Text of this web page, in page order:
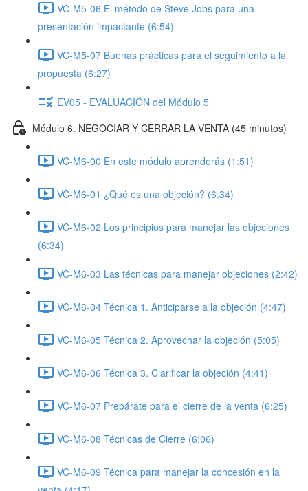
VC-M5-06 El método de Steve Jobs para una
presentación impactante (6:54)
VC-M5-07 Buenas prácticas para el seguimiento a la
propuesta (6:27)
EV05 - EVALUACIÓN del Módulo 5
Módulo 6. NEGOCIAR Y CERRAR LA VENTA (45 minutos)
VC-M6-00 En este módulo aprenderás (1:51)
VC-M6-01 ¿Qué es una objeción? (6:34)
VC-M6-02 Los principios para manejar las objeciones
(6:34)
VC-M6-03 Las técnicas para manejar objeciones (2:42)
VC-M6-04 Técnica 1. Anticiparse a la objeción (4:47)
VC-M6-05 Técnica 2. Aprovechar la objeción (5:05)
VC-M6-06 Técnica 3. Clarificar la objeción (4:41)
VC-M6-07 Prepárate para el cierre de la venta (6:25)
VC-M6-08 Técnicas de Cierre (6:06)
VC-M6-09 Técnica para manejar la concesión en la